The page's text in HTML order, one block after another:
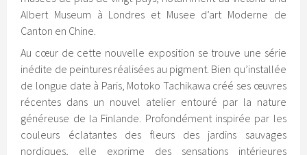
Albert Museum à Londres et Musee d’art Moderne de
Canton en Chine.
Au cœur de cette nouvelle exposition se trouve une série
inédite de peintures réalisées au pigment. Bien qu’installée
de longue date à Paris, Motoko Tachikawa créé ses œuvres
récentes dans un nouvel atelier entouré par la nature
généreuse de la Finlande. Profondément inspirée par les
couleurs éclatantes des fleurs des jardins sauvages
nordiques, elle exprime des sensations intérieures